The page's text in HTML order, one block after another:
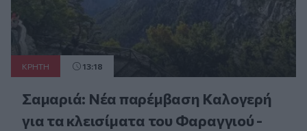
ΚΡΗΤΗ 13:18
Σαμαριά: Νέα παρέμβαση Καλογερή
για τα κλεισίματα του Φαραγγιού -